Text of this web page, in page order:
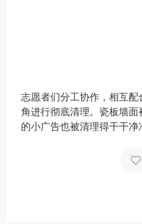
志愿者们分工协作，相互
角进行彻底清理。瓷板墙
的小广告也被清理得干干净